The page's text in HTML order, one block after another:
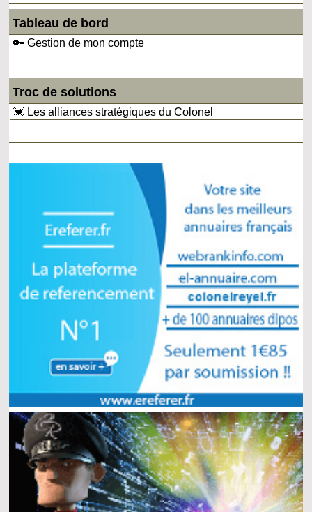
Tableau de bord
🔑 Gestion de mon compte
Troc de solutions
💓 Les alliances stratégiques du Colonel